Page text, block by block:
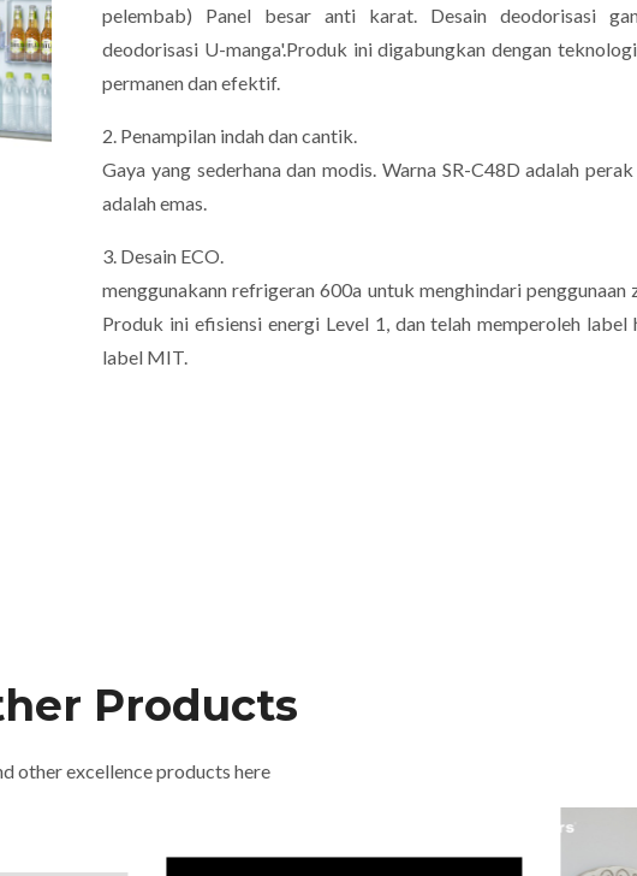
pelembab) Panel besar anti karat. Desain deodorisasi
deodorisasi U-manga'.Produk ini digabungkan dengan
permanen dan efektif.
2. Penampilan indah dan cantik.
Gaya yang sederhana dan modis. Warna SR-C48D adalah
adalah emas.
3. Desain ECO.
menggunakann refrigeran 600a untuk menghindari
Produk ini efisiensi energi Level 1, dan telah memperoleh label
label MIT.
Products
other excellence products here